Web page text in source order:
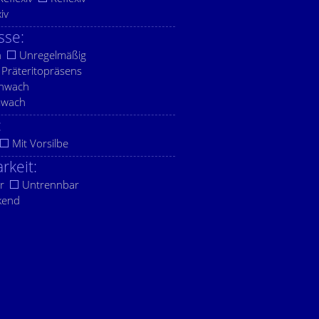
Unregelmäßig
Präteritopräsens
Mit Vorsilbe
Untrennbar